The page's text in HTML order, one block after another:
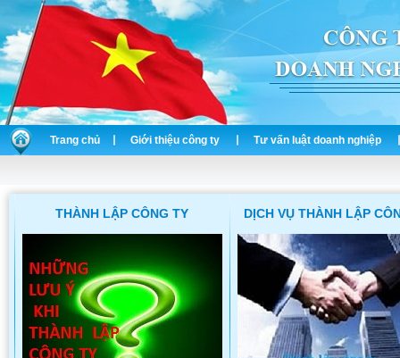
Trang chủ Giới thiệu công ty Tư vấn luật doanh nghiệp
THÀNH LẬP CÔNG TY DỊCH VỤ THÀNH LẬP